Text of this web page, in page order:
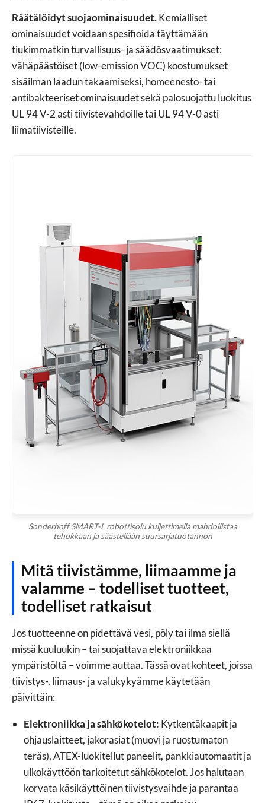
Räätälöidyt suojaominaisuudet.Kemialliset
ominaisuudet voidaan spesifioida täyttämään
tiukimmatkin turvallisuus- ja säädösvaatimukset:
vähäpäästöiset (low-emission VOC) koostumukset
sisäilman laadun takaamiseksi, homeenesto- tai
antibakteeriset ominaisuudet sekä palosuojattu luokitus
UL 94 V-2 asti tiivistevahdoille tai UL 94 V-0 asti
liimatiivisteille.
Sonderhoff SMART-L robottisolu kuljettimella mahdollistaa
tehokkaan ja säästeliään suursarjatuotannon
Mitä tiivistämme, liimaamme ja
valamme – todelliset tuotteet,
todelliset ratkaisut
Jos tuotteenne on pidettävä vesi, pöly tai ilma siellä
missä kuuluukin – tai suojattava elektroniikkaa
ympäristöltä – voimme auttaa. Tässä ovat kohteet, joissa
tiivistys-, liimaus- ja valukykyämme käytetään
päivittäin:
Elektroniikka ja sähkökotelot: Kytkentäkaapit ja
ohjauslaitteet, jakorasiat (muovi ja ruostumaton
teräs), ATEX-luokitellut paneelit, pankkiautomaatit ja
ulkokäyttöön tarkoitetut sähkökotelot. Jos halutaan
korvata käsikäyttöinen tiivistysvaihde ja parantaa
Pyydä allhankintatarjous
Sähköpostiosoite *
Kyselyn tiedot / Tekniset lisätiedot
Tekniset piirustukset (PDF, DWG, STEP jne.) *
Vedä ja pudota piirustukset tähän taivalitse
Sallitut: .pdf, .dwg, .dxf, .step, .stp, .igs, .iges, .zip (enintään 50